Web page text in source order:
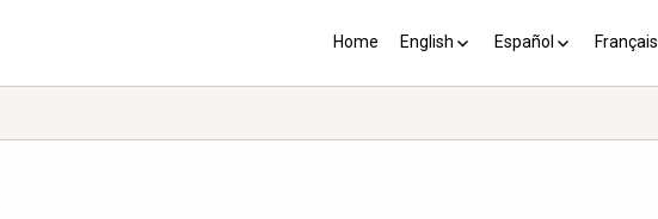
Home English Español Français